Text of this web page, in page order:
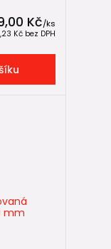
Kč/ks
Kč bez DPH